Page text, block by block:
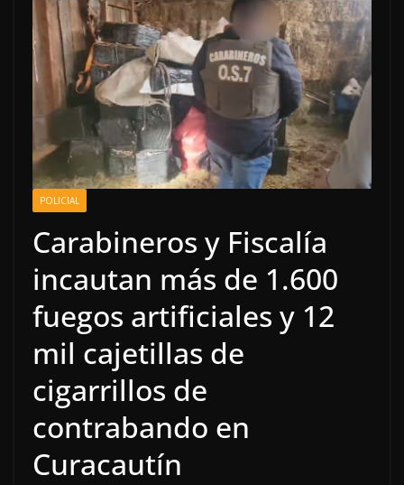
POLICIAL
Carabineros y Fiscalía
incautan más de 1.600
fuegos artificiales y 12
mil cajetillas de
cigarrillos de
contrabando en
Curacautín